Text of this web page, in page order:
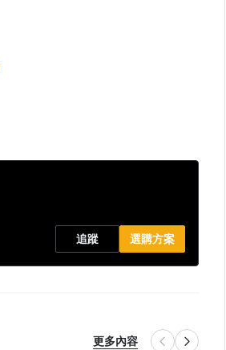
追蹤 選購方案
更多內容